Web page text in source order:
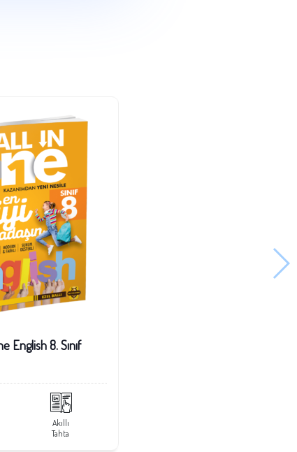
English 8. Sınıf
Akıllı
Tahta